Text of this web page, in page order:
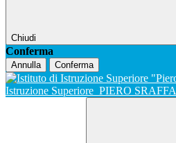
Chiudi
Conferma
Annulla Conferma
Istruzione Superiore PIERO SRAFFA